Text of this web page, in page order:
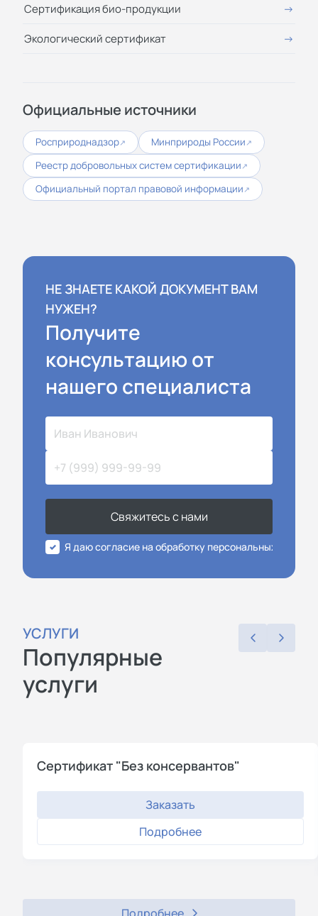
Сертификация био-продукции
Экологический сертификат
Официальные источники
Росприроднадзор↗ Минприроды России ↗
Реестр добровольных систем сертификации ↗
Официальный портал правовой информации ↗
НЕ ЗНАЕТЕ КАКОЙ ДОКУМЕНТ ВАМ
НУЖЕН?
Получите
консультацию от
нашего специалиста
Свяжитесь с нами
Я даю согласие на обработку персональных
УСЛУГИ
Популярные
услуги
Сертификат "Без консервантов"
Заказать
Подробнее
Подробнее